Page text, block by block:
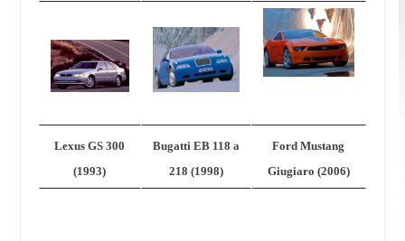
Lexus GS 300
(1993)
Bugatti EB 118 a
218 (1998)
Ford Mustang
Giugiaro (2006)